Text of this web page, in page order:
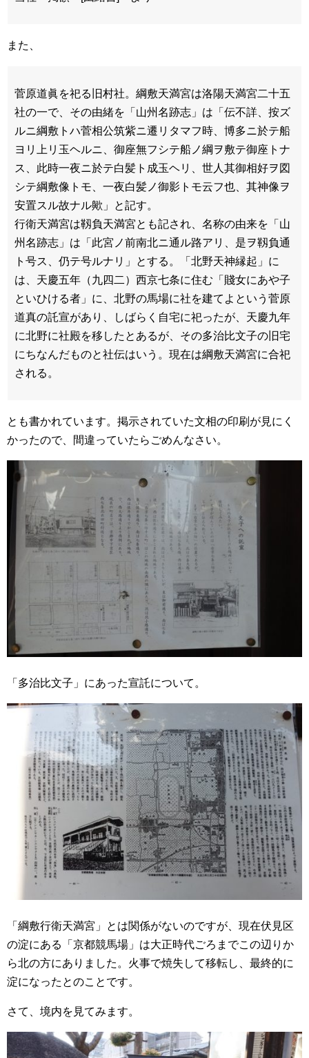
また、
菅原道眞を祀る旧村社。綱敷天満宮は洛陽天満宮二十五
社の一で、その由緒を「山州名跡志」は「伝不詳、按ズ
ルニ綱敷トハ菅相公筑紫ニ遷リタマフ時、博多ニ於テ船
ヨリ上リ玉ヘルニ、御座無フシテ船ノ綱ヲ敷テ御座トナ
ス、此時一夜ニ於テ白髪ト成玉ヘリ、世人其御相好ヲ図
シテ綱敷像トモ、一夜白髪ノ御影トモ云フ也、其神像ヲ
安置スル故ナル歟」と記す。
行衛天満宮は靱負天満宮とも記され、名称の由来を「山
州名跡志」は「此宮ノ前南北ニ通ル路アリ、是ヲ靱負通
ト号ス、仍テ号ルナリ」とする。「北野天神縁起」に
は、天慶五年（九四二）西京七条に住む「賤女にあや子
といひける者」に、北野の馬場に社を建てよという菅原
道真の託宣があり、しばらく自宅に祀ったが、天慶九年
に北野に社殿を移したとあるが、その多治比文子の旧宅
にちなんだものと社伝はいう。現在は綱敷天満宮に合祀
される。
とも書かれています。掲示されていた文相の印刷が見にく
かったので、間違っていたらごめんなさい。
「多治比文子」にあった宣託について。
「綱敷行衛天満宮」とは関係がないのですが、現在伏見区
の淀にある「京都競馬場」は大正時代ごろまでこの辺りか
ら北の方にありました。火事で焼失して移転し、最終的に
淀になったとのことです。
さて、境内を見てみます。